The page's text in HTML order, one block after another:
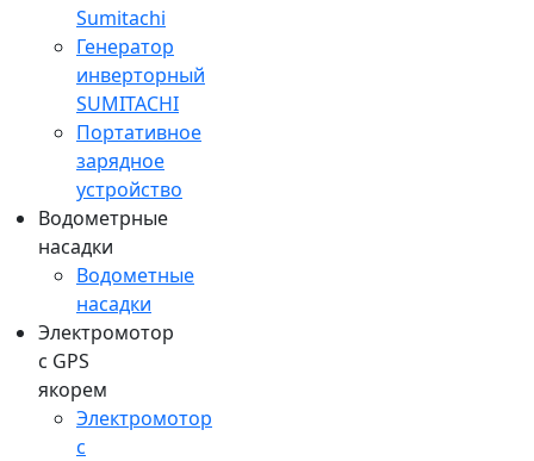
Sumitachi
Генератор
инверторный
SUMITACHI
Портативное
зарядное
устройство
Водометрные
насадки
Водометные
насадки
Электромотор
c GPS
якорем
Электромотор
c